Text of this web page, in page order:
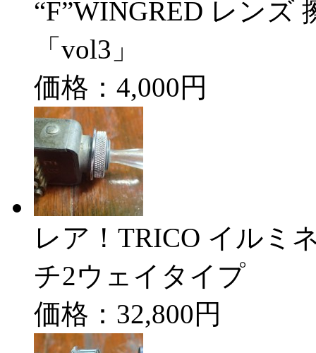
“F”WINGRED レンズ
「vol3」
価格：4,000円
レア！TRICO イルミ
チ2ウェイタイプ
価格：32,800円